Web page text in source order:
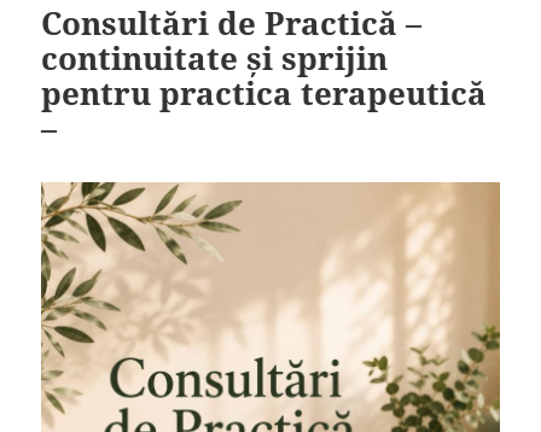
Consultări de Practică –
continuitate și sprijin
pentru practica terapeutică
–